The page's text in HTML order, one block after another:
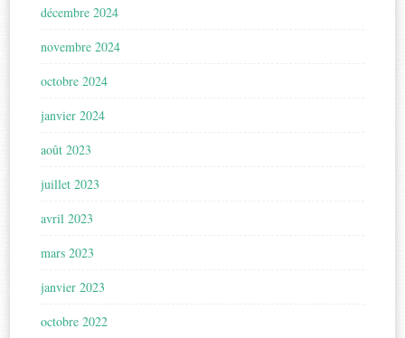
décembre 2024
novembre 2024
octobre 2024
janvier 2024
août 2023
juillet 2023
avril 2023
mars 2023
janvier 2023
octobre 2022